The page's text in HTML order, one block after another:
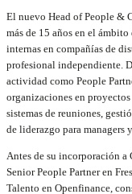
El nuevo Head of People &
más de 15 años en el
internas en compañías de
profesional independiente.
actividad como People
organizaciones en
sistemas de reuniones,
de liderazgo para managers
Antes de su incorporación
Senior People Partner en
Talento en Openfinance,